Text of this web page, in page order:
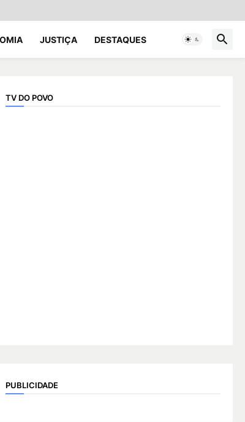
JUSTIÇA DESTAQUES
TV DO POVO
PUBLICIDADE